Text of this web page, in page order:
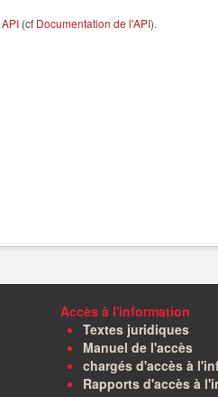
API (cf Documentation de l'API).
Accès à l'information
Textes juridiques
Manuel de l'accès
chargés d'accès à
Rapports d'accès à